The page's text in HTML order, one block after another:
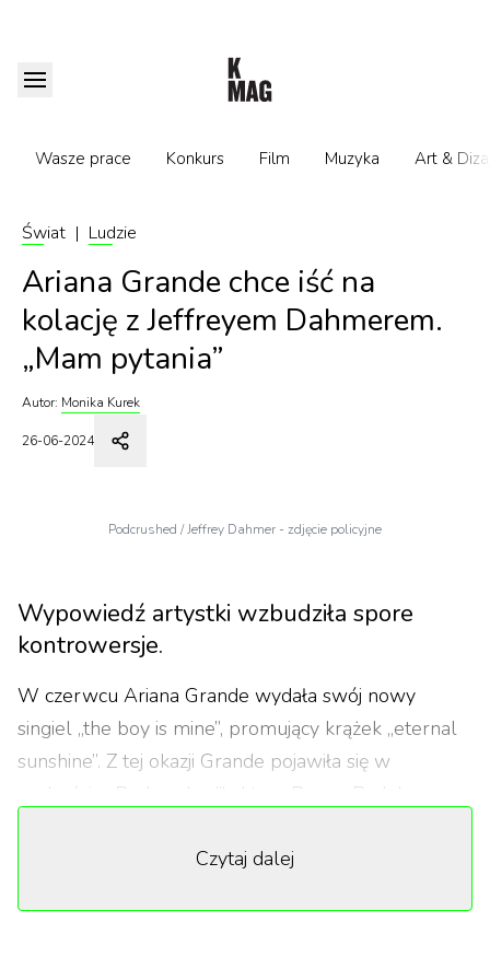
Wasze prace Konkurs Film Muzyka Art &
Świat | Ludzie
Ariana Grande chce iść na
kolację z Jeffreyem Dahmerem.
„Mam pytania”
Autor: Monika Kurek
26-06-2024
Podcrushed / Jeffrey Dahmer - zdjęcie policyjne
Wypowiedź artystki wzbudziła spore
kontrowersje.
W czerwcu Ariana Grande wydała swój nowy
singiel „the boy is mine”, promujący krążek „eternal
sunshine”. Z tej okazji Grande pojawiła się w
podcaście „Podcrushed” aktora Penna Badgleya
wideo artystka wciela się w rolę stalkerki, co
Czytaj dalej